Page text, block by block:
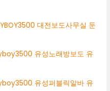
대전보도사무실 둔
유성노래방보도 유
유성퍼블릭알바 유